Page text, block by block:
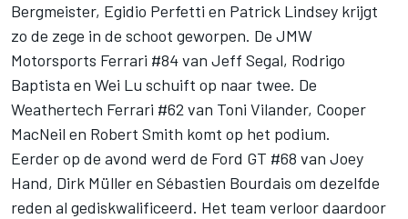
Bergmeister, Egidio Perfetti en Patrick Lindsey krijgt
zo de zege in de schoot geworpen. De JMW
Motorsports Ferrari #84 van Jeff Segal, Rodrigo
Baptista en Wei Lu schuift op naar twee. De
Weathertech Ferrari #62 van Toni Vilander, Cooper
MacNeil en Robert Smith komt op het podium.
Eerder op de avond werd de Ford GT #68 van Joey
Hand, Dirk Müller en Sébastien Bourdais om dezelfde
reden al gediskwalificeerd. Het team verloor daardoor